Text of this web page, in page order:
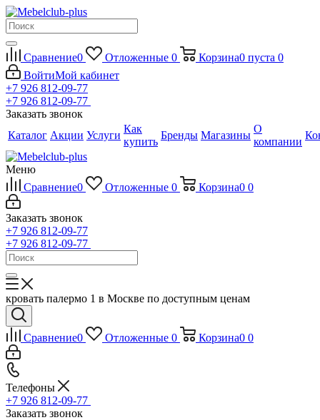
Сравнение0 Отложенные 0 Корзина0 пуста 0
ВойтиМой кабинет
+7 926 812-09-77
+7 926 812-09-77
Заказать звонок
Каталог Акции Услуги
Как
купить
Бренды Магазины
О
компании
Меню
Сравнение0 Отложенные 0 Корзина0 0
Заказать звонок
+7 926 812-09-77
+7 926 812-09-77
кровать палермо 1 в Москве по доступным ценам
Сравнение0 Отложенные 0 Корзина0 0
Телефоны
+7 926 812-09-77
Заказать звонок